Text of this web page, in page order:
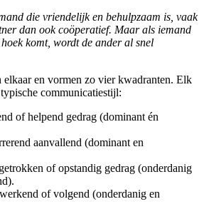
die vriendelijk en behulpzaam is, vaak
dan ook coöperatief. Maar als iemand
komt, wordt de ander al snel
elkaar en vormen zo vier kwadranten. Elk
communicatiestijl:
of helpend gedrag (dominant én
aanvallend (dominant en
of opstandig gedrag (onderdanig
of volgend (onderdanig en